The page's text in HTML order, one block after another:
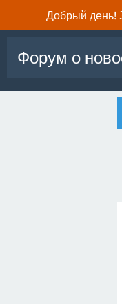
Добрый день!
Форум о